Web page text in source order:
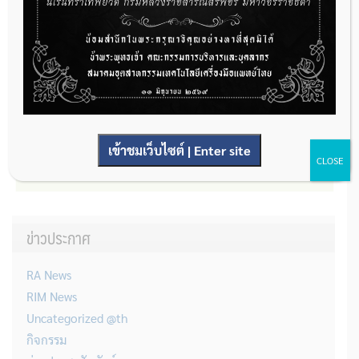
ข่าวประกาศ
RA News
RIM News
Uncategorized @th
กิจกรรม
เข้าชมเว็บไซต์ | Enter site
CLOSE